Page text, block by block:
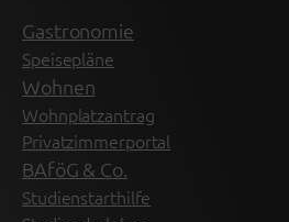
Gastronomie
Speisepläne
Wohnen
Wohnplatzantrag
Privatzimmerportal
BAföG & Co.
Studienstarthilfe